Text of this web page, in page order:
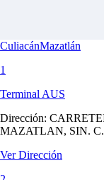
CuliacánMazatlán
1
Terminal AUS
Dirección:
MAZATLAN, SIN.
Ver Dirección